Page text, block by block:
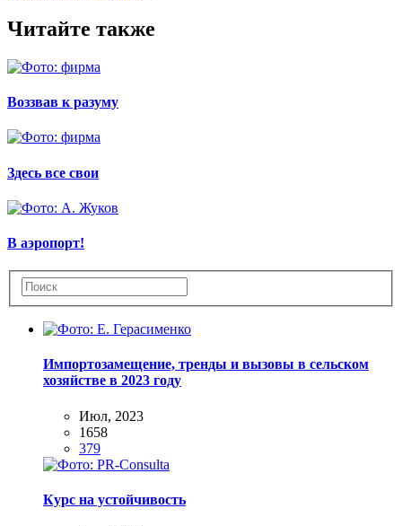
Читайте также
Воззвав к разуму
Здесь все свои
В аэропорт!
Импортозамещение, тренды и вызовы в сельском
хозяйстве в 2023 году
Июл, 2023
1658
379
Курс на устойчивость